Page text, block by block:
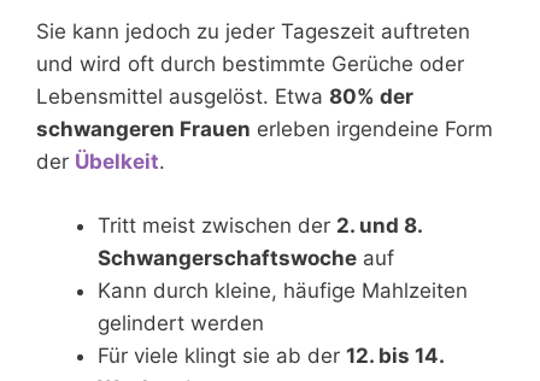
Sie kann jedoch zu jeder Tageszeit auftreten
und wird oft durch bestimmte Gerüche oder
Lebensmittel ausgelöst. Etwa 80% der
schwangeren Frauen erleben irgendeine Form
der Übelkeit.
Tritt meist zwischen der 2. und 8.
Schwangerschaftswoche auf
Kann durch kleine, häufige Mahlzeiten
gelindert werden
Für viele klingt sie ab der 12. bis 14.